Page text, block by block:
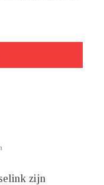
zijn